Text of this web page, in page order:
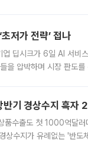
저가 전략’ 접나
딥시크가 6일 AI 서비
을 압박하며 시장 판도
기 경상수지 흑자
수출도 첫 1000억달러
수지가 유례없는 '반도